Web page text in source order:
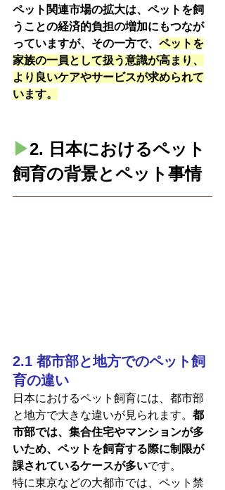
ペット関連市場の拡大は、ペットを飼
うことの経済的負担の増加にもつなが
っていますが、その一方で、 ペットを
家族の一員として扱う意識が高まり、
より良いケアやサービスが求められて
います。
▶︎2. 日本におけるペット
飼育の背景とペット事情
2.1 都市部と地方でのペット飼
育の違い
日本におけるペット飼育には、都市部
と地方で大きな違いが見られます。 都
市部では、集合住宅やマンションが多
いため、ペットを飼育する際に制限が
課されているケースが多いです。
特に東京などの大都市では、ペット禁